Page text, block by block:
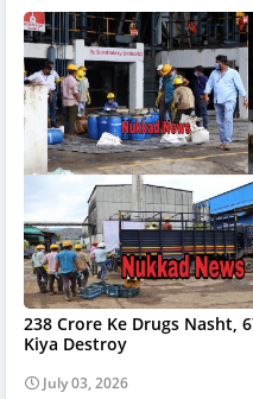
238 Crore Ke Drugs Nasht,
Kiya Destroy
July 03, 2026